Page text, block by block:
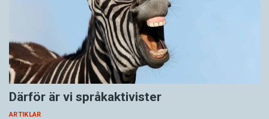
Därför är vi språkaktivister
ARTIKLAR